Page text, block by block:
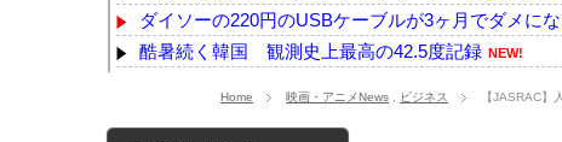
ダイソーの220円のUSBケーブルが3ヶ月でダメに
酷暑続く韓国 観測史上最高の42.5度記録 NEW!
Home 映画・アニメNews ビジネス 【JASRAC